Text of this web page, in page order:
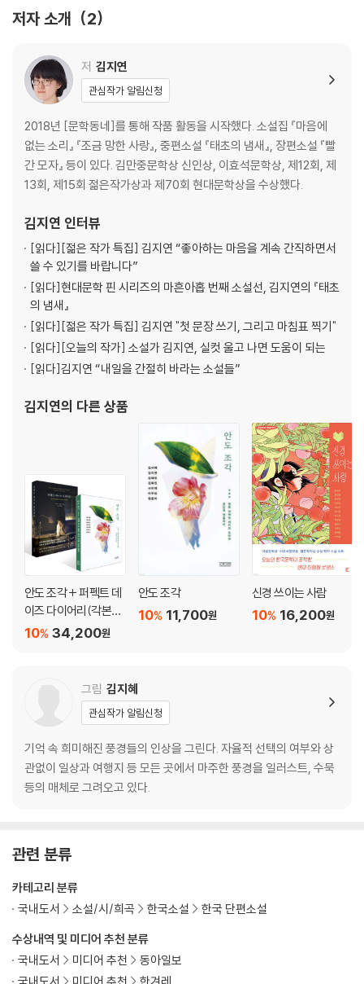
꿈에서 꿈으로
나무 아래 악어
저자 소개 2
저 김지연
관심작가 알림신청
2018년 [문학동네]를 통해 작품 활동을 시작했다. 소설집 『마음에
없는 소리』 『조금 망한 사랑』, 중편소설 『태초의 냄새』, 장편소설 『빨
간 모자』 등이 있다. 김만중문학상 신인상, 이효석문학상, 제12회, 제
13회, 제15회 젊은작가상과 제70회 현대문학상을 수상했다.
김지연 인터뷰
[읽다][젊은 작가 특집] 김지연 “좋아하는 마음을 계속 간직하면서
쓸 수 있기를 바랍니다”
[읽다]현대문학 핀 시리즈의 마흔아홉 번째 소설선, 김지연의 『태초
의 냄새』
[읽다][젊은 작가 특집] 김지연 "첫 문장 쓰기, 그리고 마침표 찍기"
[읽다][오늘의 작가] 소설가 김지연, 실컷 울고 나면 도움이 되는
[읽다]김지연 “내일을 간절히 바라는 소설들”
김지연의 다른 상품
안도 조각 + 퍼펙트 데
이즈 다이어리(각본집
&메이킹북) 세트
34,200원
10%
안도 조각
11,700원
10%
신경 쓰이는 사람
16,200원
10%
그림 김지혜
관심작가 알림신청
기억 속 희미해진 풍경들의 인상을 그린다. 자율적 선택의 여부와 상
관없이 일상과 여행지 등 모든 곳에서 마주한 풍경을 일러스트, 수묵
등의 매체로 그려오고 있다.
관련 분류
수상내역 및 미디어 추천 분류
국내도서
미디어 추천
동아일보
카테고리 분류
국내도서
소설/시/희곡 한국소설 한국 단편소설